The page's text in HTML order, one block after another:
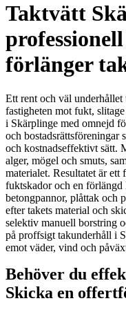
Taktvätt
förlänger
Ett rent och väl
fastigheten mot fukt,
i Skärplinge med omnejd
och bostadsrättsföreningar
och kostnadseffektivt sätt.
alger, mögel och smuts,
materialet. Resultatet är ett
fuktskador och en förlängd
betongpannor, plåttak och
efter takets material och
selektiv manuell borstring
på proffsigt takunderhåll i
emot väder, vind och
Behöver du
Skicka en